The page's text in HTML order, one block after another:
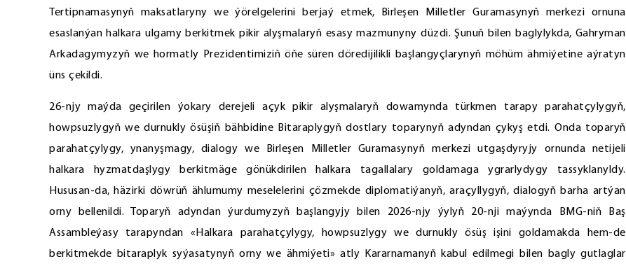
Tertipnamasynyň maksatlaryny we ýörelgelerini berjaý etmek, Birleşen Milletler Guramasynyň merkezi ornuna
esaslanýan halkara ulgamy berkitmek pikir alyşmalaryň esasy mazmunyny düzdi. Şunuň bilen baglylykda, Gahryman
Arkadagymyzyň we hormatly Prezidentimiziň öňe süren döredijilikli başlangyçlarynyň möhüm ähmiýetine aýratyn
üns çekildi.
26-njy maýda geçirilen ýokary derejeli açyk pikir alyşmalaryň dowamynda türkmen tarapy parahatçylygyň,
howpsuzlygyň we durnukly ösüşiň bähbidine Bitaraplygyň dostlary toparynyň adyndan çykyş etdi. Onda toparyň
parahatçylygy, ynanyşmagy, dialogy we Birleşen Milletler Guramasynyň merkezi utgaşdyryjy ornunda netijeli
halkara hyzmatdaşlygy berkitmäge gönükdirilen halkara tagallalary goldamaga ygrarlydygy tassyklanyldy.
Hususan-da, häzirki döwrüň ählumumy meselelerini çözmekde diplomatiýanyň, araçyllygyň, dialogyň barha artýan
orny bellenildi. Toparyň adyndan ýurdumyzyň başlangyjy bilen 2026-njy ýylyň 20-nji maýynda BMG-niň Baş
Assambleýasy tarapyndan «Halkara parahatçylygy, howpsuzlygy we durnukly ösüş işini goldamakda hem-de
berkitmekde bitaraplyk syýasatynyň orny we ähmiýeti» atly Kararnamanyň kabul edilmegi bilen bagly gutlaglar